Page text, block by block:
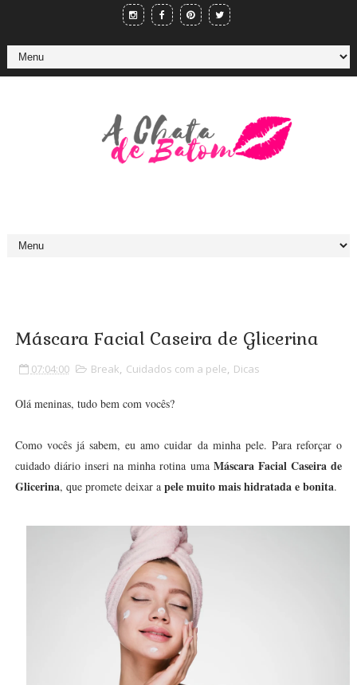
Máscara Facial Caseira de Glicerina
07:04:00 Break, Cuidados com a pele, Dicas
Olá meninas, tudo bem com vocês?
Como vocês já sabem, eu amo cuidar da minha pele. Para reforçar o
cuidado diário inseri na minha rotina uma Máscara Facial Caseira de
Glicerina, que promete deixar a pele muito mais hidratada e bonita.